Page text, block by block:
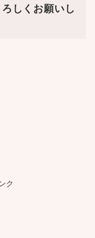
しくお願いし
ク